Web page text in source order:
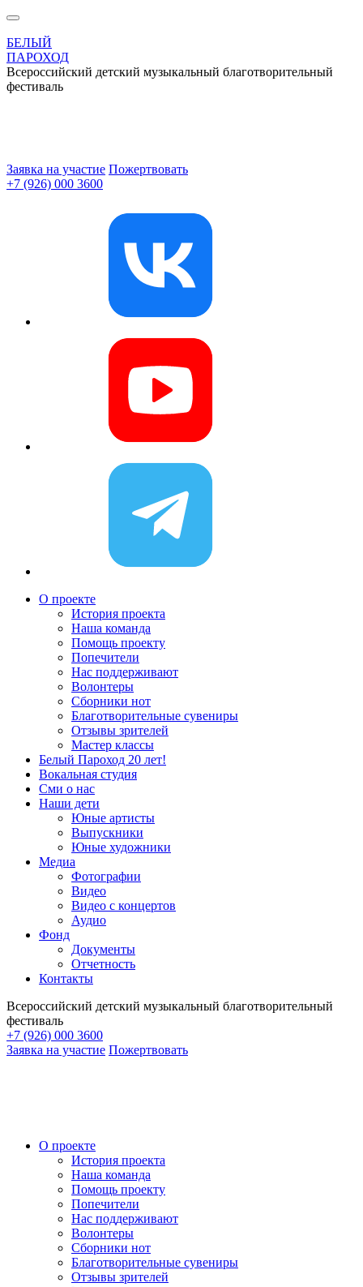
БЕЛЫЙ
ПАРОХОД
Всероссийский детский музыкальный благотворительный
фестиваль
Заявка на участие Пожертвовать
+7 (926) 000 3600
О проекте
История проекта
Наша команда
Помощь проекту
Попечители
Нас поддерживают
Волонтеры
Сборники нот
Благотворительные сувениры
Отзывы зрителей
Мастер классы
Белый Пароход 20 лет!
Вокальная студия
Сми о нас
Наши дети
Юные артисты
Выпускники
Юные художники
Медиа
Фотографии
Видео
Видео с концертов
Аудио
Фонд
Документы
Отчетность
Контакты
Всероссийский детский музыкальный благотворительный
фестиваль
+7 (926) 000 3600
Заявка на участие Пожертвовать
О проекте
История проекта
Наша команда
Помощь проекту
Попечители
Нас поддерживают
Волонтеры
Сборники нот
Благотворительные сувениры
Отзывы зрителей